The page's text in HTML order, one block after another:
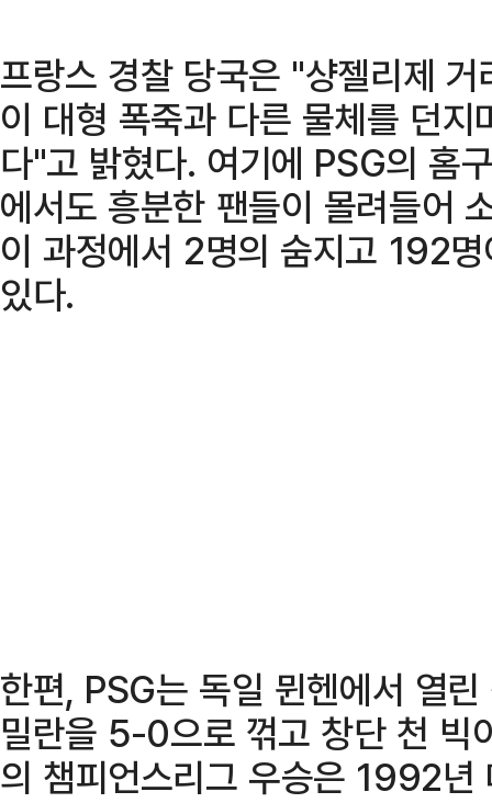
프랑스 경찰 당국은 "샹젤리제
이 대형 폭죽과 다른 물체를 던
다"고 밝혔다. 여기에 PSG의 홈
에서도 흥분한 팬들이 몰려들어
이 과정에서 2명의 숨지고 192
있다.
한편, PSG는 독일 뮌헨에서 열
밀란을 5-0으로 꺾고 창단 천 빅
의 챔피언스리그 우승은 1992